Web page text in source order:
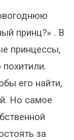
принц?» . В
принцессы,
похитили.
его найти,
Но самое
за